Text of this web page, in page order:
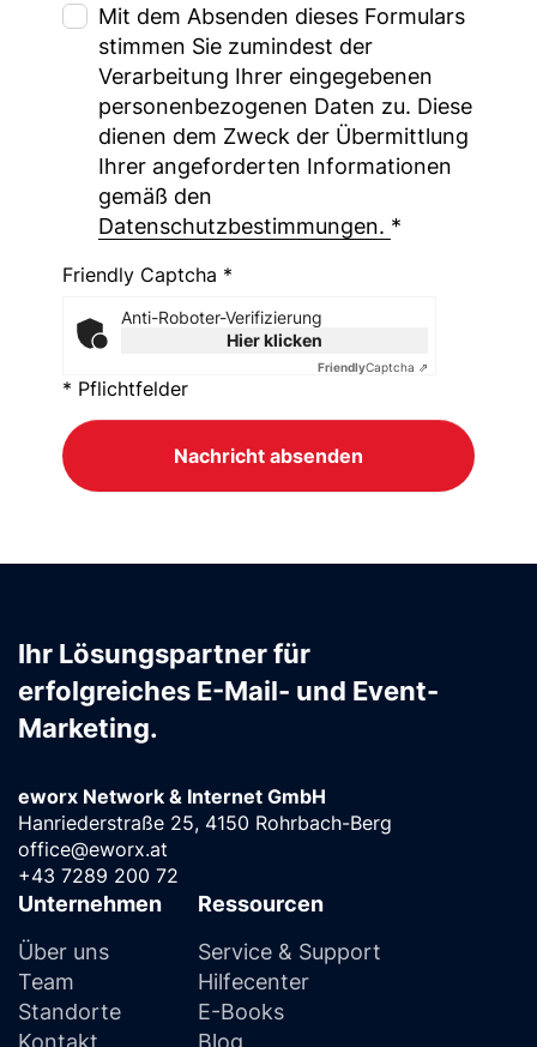
Mit dem Absenden dieses Formulars
stimmen Sie zumindest der
Verarbeitung Ihrer eingegebenen
personenbezogenen Daten zu. Diese
dienen dem Zweck der Übermittlung
Ihrer angeforderten Informationen
gemäß den
Datenschutzbestimmungen. *
Friendly Captcha *
Anti-Roboter-Verifizierung
Hier klicken
FriendlyCaptcha ⇗
* Pflichtfelder
Nachricht absenden
Ihr Lösungspartner für
erfolgreiches E-Mail- und Event-
Marketing.
eworx Network & Internet GmbH
Hanriederstraße 25, 4150 Rohrbach-Berg
office@eworx.at
+43 7289 200 72
Unternehmen
Über uns
Team
Standorte
Kontakt
Ressourcen
Service & Support
Hilfecenter
E-Books
Blog